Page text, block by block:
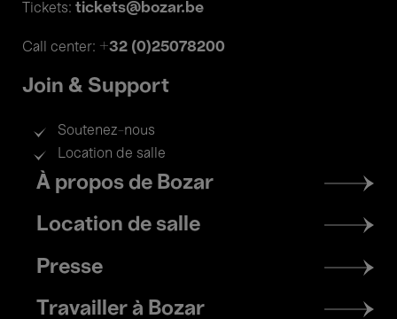
Tickets: tickets@bozar.be
Call center: +32 (0)25078200
Join & Support
Soutenez-nous
Location de salle
Footer
menu
À propos de Bozar
Location de salle
Presse
Travailler à Bozar